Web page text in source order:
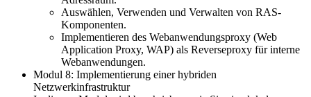
Auswählen, Verwenden und Verwalten von RAS-
Komponenten.
Implementieren des Webanwendungsproxy (Web
Application Proxy, WAP) als Reverseproxy für interne
Webanwendungen.
Modul 8: Implementierung einer hybriden
Netzwerkinfrastruktur